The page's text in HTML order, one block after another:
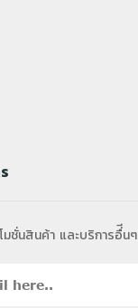
ชั่นสินค้า และบริการอื่ีนๆ